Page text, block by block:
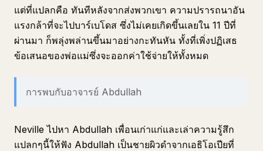
แต่ที่แปลกคือ ทันทีหลังจากส่งพวกเขา ความปรารถนาอัน
แรงกล้าที่จะไปบาร์เบโดส ซึ่งไม่เคยเกิดขึ้นเลยใน 11 ปีที่
ผ่านมา ก็พลุ่งพล่านขึ้นมาอย่างกะทันหัน ทั้งที่เพิ่งปฏิเสธ
ข้อเสนอของพ่อแม่ซึ่งจะออกค่าใช้จ่ายให้ทั้งหมด
การพบกับอาจารย์ Abdullah
Neville ไปหา Abdullah เพื่อนเก่าแก่และเล่าความรู้สึก
แปลกๆนี้ให้ฟัง Abdullah เป็นชายผิวดำจากเอธิโอเปียที่